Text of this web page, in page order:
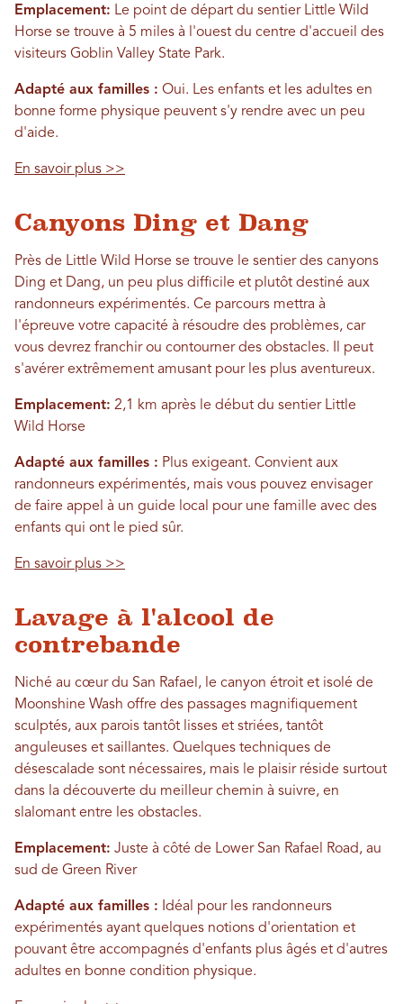
Emplacement: Le point de départ du sentier Little Wild
Horse se trouve à 5 miles à l'ouest du centre d'accueil des
visiteurs Goblin Valley State Park.
Adapté aux familles : Oui. Les enfants et les adultes en
bonne forme physique peuvent s'y rendre avec un peu
d'aide.
En savoir plus >>
Canyons Ding et Dang
Près de Little Wild Horse se trouve le sentier des canyons
Ding et Dang, un peu plus difficile et plutôt destiné aux
randonneurs expérimentés. Ce parcours mettra à
l'épreuve votre capacité à résoudre des problèmes, car
vous devrez franchir ou contourner des obstacles. Il peut
s'avérer extrêmement amusant pour les plus aventureux.
Emplacement: 2,1 km après le début du sentier Little
Wild Horse
Adapté aux familles : Plus exigeant. Convient aux
randonneurs expérimentés, mais vous pouvez envisager
de faire appel à un guide local pour une famille avec des
enfants qui ont le pied sûr.
En savoir plus >>
Lavage à l'alcool de
contrebande
Niché au cœur du San Rafael, le canyon étroit et isolé de
Moonshine Wash offre des passages magnifiquement
sculptés, aux parois tantôt lisses et striées, tantôt
anguleuses et saillantes. Quelques techniques de
désescalade sont nécessaires, mais le plaisir réside surtout
dans la découverte du meilleur chemin à suivre, en
slalomant entre les obstacles.
Emplacement: Juste à côté de Lower San Rafael Road, au
sud de Green River
Adapté aux familles : Idéal pour les randonneurs
expérimentés ayant quelques notions d'orientation et
pouvant être accompagnés d'enfants plus âgés et d'autres
adultes en bonne condition physique.